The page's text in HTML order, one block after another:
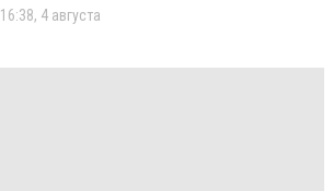
16:38, 4 августа